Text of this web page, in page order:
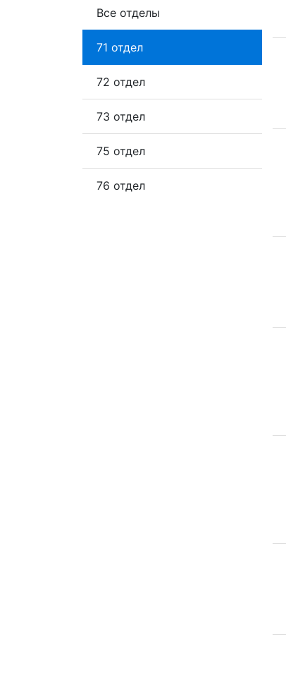
Все отделы
71 отдел
72 отдел
73 отдел
75 отдел
76 отдел